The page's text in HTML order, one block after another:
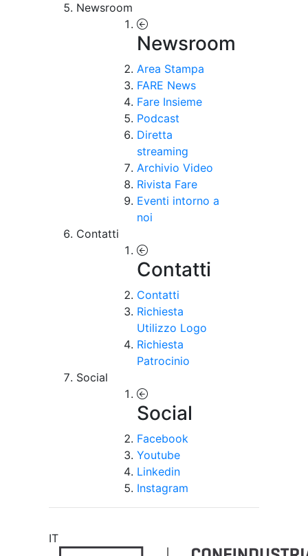
Newsroom
Newsroom
Area Stampa
FARE News
Fare Insieme
Podcast
Diretta
streaming
Archivio Video
Rivista Fare
Eventi intorno a
noi
Contatti
Contatti
Contatti
Richiesta
Utilizzo Logo
Richiesta
Patrocinio
Social
Social
Facebook
Youtube
Linkedin
Instagram
IT